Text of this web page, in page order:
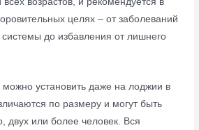
целях – от заболеваний
системы до избавления от лишнего
установить даже на лоджии в
по размеру и могут быть
двух или более человек. Вся